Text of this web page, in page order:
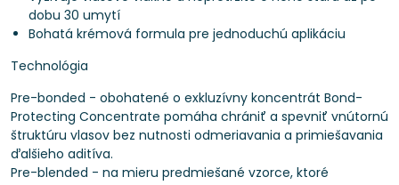
dobu 30 umytí
Bohatá krémová formula pre jednoduchú aplikáciu
Technológia
Pre-bonded - obohatené o exkluzívny koncentrát Bond-
Protecting Concentrate pomáha chrániť a spevniť vnútornú
štruktúru vlasov bez nutnosti odmeriavania a primiešavania
ďalšieho aditíva.
Pre-blended - na mieru predmiešané vzorce, ktoré